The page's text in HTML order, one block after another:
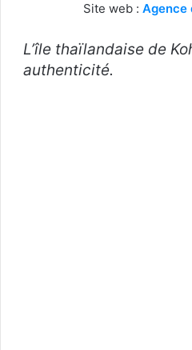
Site web : Agence
L’île thaïlandaise de
authenticité.